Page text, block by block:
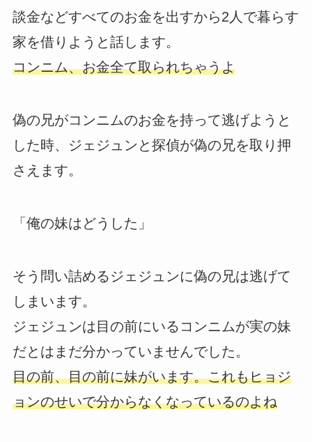
談金などすべてのお金を出すから2人で暮らす
家を借りようと話します。
コンニム、お金全て取られちゃうよ
偽の兄がコンニムのお金を持って逃げようと
した時、ジェジュンと探偵が偽の兄を取り押
さえます。
「俺の妹はどうした」
そう問い詰めるジェジュンに偽の兄は逃げて
しまいます。
ジェジュンは目の前にいるコンニムが実の妹
だとはまだ分かっていませんでした。
目の前、目の前に妹がいます。これもヒョジ
ョンのせいで分からなくなっているのよね